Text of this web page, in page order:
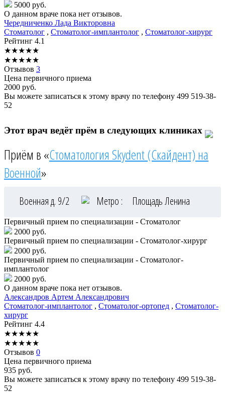
5000 руб.
О данном враче пока нет отзывов.
Чередниченко Лада Викторовна
Стоматолог , Стоматолог-имплантолог , Стоматолог-хирург
Рейтинг 4.1
★★★★★
★★★★★
Отзывов 3
Цена первичного приема
2000 руб.
Вы можете записаться к этому врачу по телефону 499 519-38-
52
Этот врач ведёт прём в следующих клиниках
Приём в «Стоматология Skydent (Скайдент) на
Военной»
Военная д. 9/2 Метро : Площадь Ленина
Первичный прием по специализации - Стоматолог
2000 руб.
Первичный прием по специализации - Стоматолог-хирург
2000 руб.
Первичный прием по специализации - Стоматолог-
имплантолог
2000 руб.
О данном враче пока нет отзывов.
Александров Артем Александрович
Стоматолог-имплантолог , Стоматолог-ортопед , Стоматолог-
хирург
Рейтинг 4.4
★★★★★
★★★★★
Отзывов 0
Цена первичного приема
935 руб.
Вы можете записаться к этому врачу по телефону 499 519-38-
52